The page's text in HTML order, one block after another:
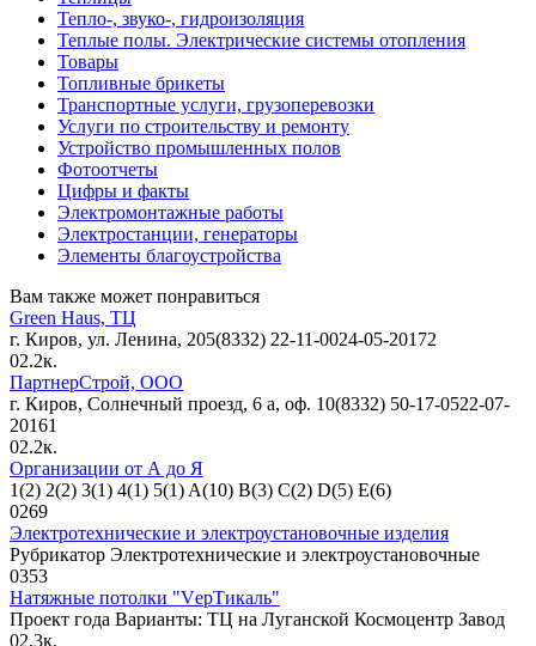
Тепло-, звуко-, гидроизоляция
Теплые полы. Электрические системы отопления
Товары
Топливные брикеты
Транспортные услуги, грузоперевозки
Услуги по строительству и ремонту
Устройство промышленных полов
Фотоотчеты
Цифры и факты
Электромонтажные работы
Электростанции, генераторы
Элементы благоустройства
Вам также может понравиться
Green Haus, ТЦ
г. Киров, ул. Ленина, 205(8332) 22-11-0024-05-20172
02.2к.
ПартнерСтрой, ООО
г. Киров, Солнечный проезд, 6 а, оф. 10(8332) 50-17-0522-07-
20161
02.2к.
Организации от А до Я
1(2) 2(2) 3(1) 4(1) 5(1) A(10) B(3) C(2) D(5) E(6)
0269
Электротехнические и электроустановочные изделия
Рубрикатор Электротехнические и электроустановочные
0353
Натяжные потолки "VерТикаль"
Проект года Варианты: ТЦ на Луганской Космоцентр Завод
02.3к.